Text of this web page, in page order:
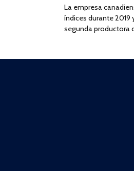
La empresa
índices durante 2019
segunda productora